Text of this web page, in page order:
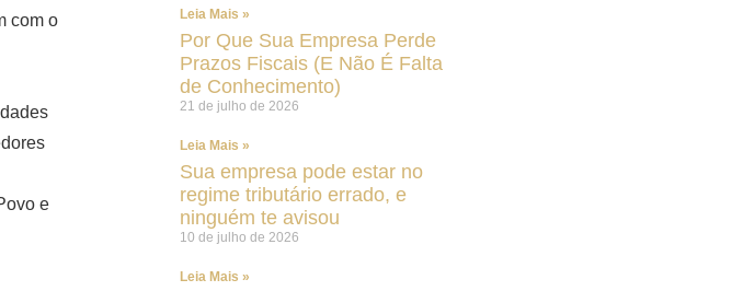
com o
e
Leia Mais »
Por Que Sua Empresa Perde
Prazos Fiscais (E Não É Falta
de Conhecimento)
21 de julho de 2026
Leia Mais »
Sua empresa pode estar no
regime tributário errado, e
ninguém te avisou
10 de julho de 2026
Leia Mais »